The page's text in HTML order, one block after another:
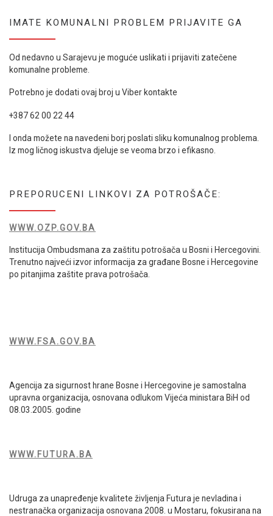
IMATE KOMUNALNI PROBLEM PRIJAVITE GA
Od nedavno u Sarajevu je moguće uslikati i prijaviti zatečene
komunalne probleme.
Potrebno je dodati ovaj broj u Viber kontakte
+387 62 00 22 44
I onda možete na navedeni borj poslati sliku komunalnog problema.
Iz mog ličnog iskustva djeluje se veoma brzo i efikasno.
PREPORUCENI LINKOVI ZA POTROŠAČE:
WWW.OZP.GOV.BA
Institucija Ombudsmana za zaštitu potrošača u Bosni i Hercegovini.
Trenutno najveći izvor informacija za građane Bosne i Hercegovine
po pitanjima zaštite prava potrošača.
WWW.FSA.GOV.BA
Agencija za sigurnost hrane Bosne i Hercegovine je samostalna
upravna organizacija, osnovana odlukom Vijeća ministara BiH od
08.03.2005. godine
WWW.FUTURA.BA
Udruga za unapređenje kvalitete življenja Futura je nevladina i
nestranačka organizacija osnovana 2008. u Mostaru, fokusirana na